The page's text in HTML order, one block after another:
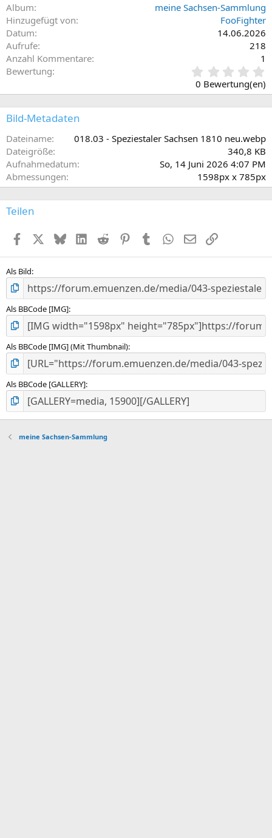
Album
meine Sachsen-Sammlung
Hinzugefügt von
FooFighter
Datum
14.06.2026
Aufrufe
218
Anzahl Kommentare
1
Bewertung
0
e
e
)
0 Bewertung(en)
Bild-Metadaten
Dateiname
018.03 - Speziestaler Sachsen 1810 neu.webp
Dateigröße
340,8 KB
Aufnahmedatum
So, 14 Juni 2026 4:07 PM
Abmessungen
1598px x 785px
Teilen
FacebookX (Twitter)
BlueskyLinkedInReddit PinterestTumblr WhatsApp
E-MailLink
Als Bild
Als BBCode [IMG]
Als BBCode [IMG] (Mit Thumbnail)
Als BBCode [GALLERY]
meine Sachsen-Sammlung